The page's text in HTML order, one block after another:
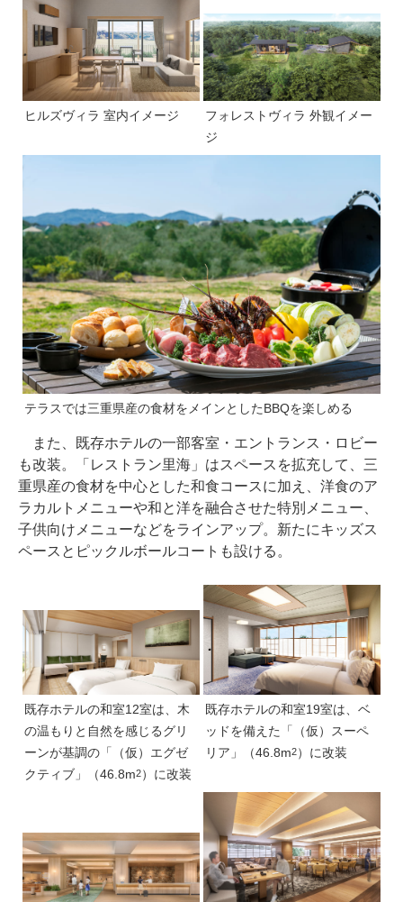
ヒルズヴィラ 室内イメージ
フォレストヴィラ 外観イメー
ジ
テラスでは三重県産の食材をメインとしたBBQを楽しめる
また、既存ホテルの一部客室・エントランス・ロビー
も改装。「レストラン里海」はスペースを拡充して、三
重県産の食材を中心とした和食コースに加え、洋食のア
ラカルトメニューや和と洋を融合させた特別メニュー、
子供向けメニューなどをラインアップ。新たにキッズス
ペースとピックルボールコートも設ける。
既存ホテルの和室12室は、木
の温もりと自然を感じるグリ
ーンが基調の「（仮）エグゼ
クティブ」（46.8m2）に改装
既存ホテルの和室19室は、ベ
ッドを備えた「（仮）スーペ
リア」（46.8m2）に改装